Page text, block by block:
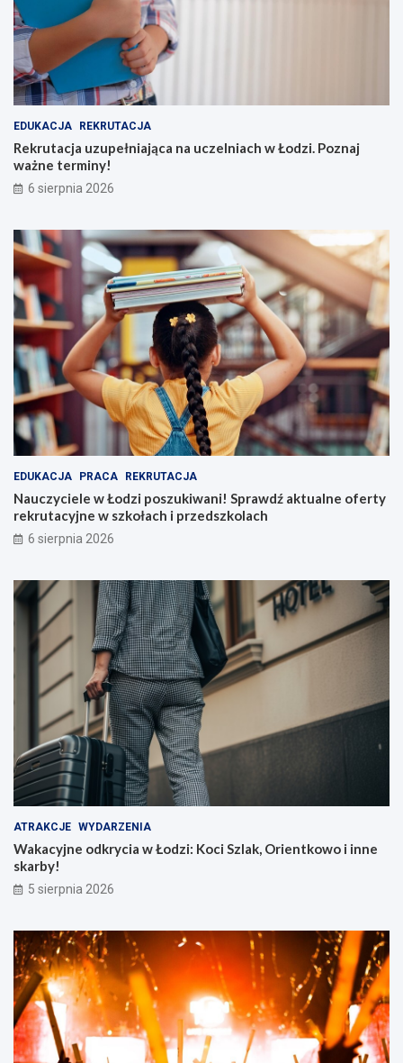
EDUKACJA REKRUTACJA
Rekrutacja uzupełniająca na uczelniach w Łodzi. Poznaj
ważne terminy!
6 sierpnia 2026
EDUKACJA PRACA REKRUTACJA
Nauczyciele w Łodzi poszukiwani! Sprawdź aktualne oferty
rekrutacyjne w szkołach i przedszkolach
6 sierpnia 2026
ATRAKCJE WYDARZENIA
Wakacyjne odkrycia w Łodzi: Koci Szlak, Orientkowo i inne
skarby!
5 sierpnia 2026